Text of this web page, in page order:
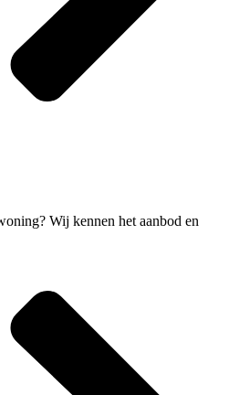
Wij kennen het aanbod en